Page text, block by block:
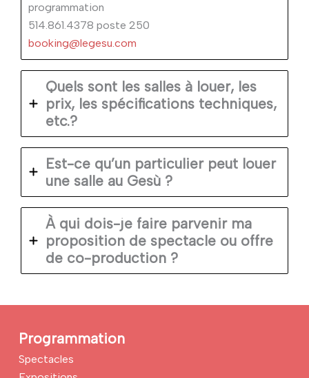
programmation
514.861.4378 poste 250
booking@legesu.com
Quels sont les salles à louer, les
prix, les spécifications techniques,
etc.?
Est-ce qu’un particulier peut louer
une salle au Gesù ?
À qui dois-je faire parvenir ma
proposition de spectacle ou offre
de co-production ?
Programmation
Spectacles